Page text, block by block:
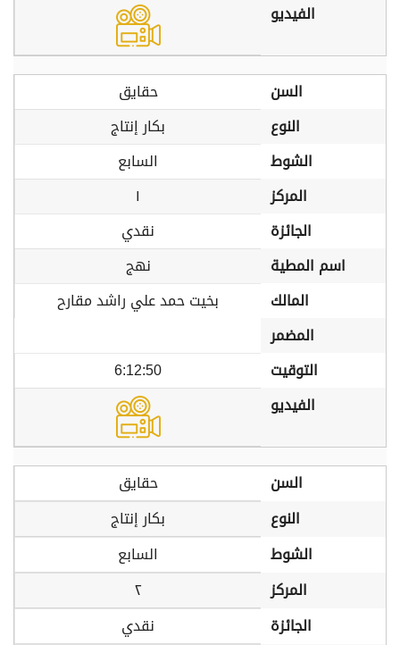
الفيديو
السن
حقايق
النوع
بكار إنتاج
الشوط
السابع
المركز
١
الجائزة
نقدي
اسم المطية
نهج
المالك
بخيت حمد علي راشد مقارح
المضمر
التوقيت
6:12:50
الفيديو
السن
حقايق
النوع
بكار إنتاج
الشوط
السابع
المركز
٢
الجائزة
نقدي